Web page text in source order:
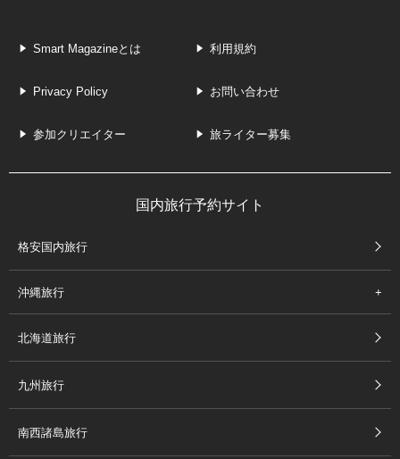
Smart Magazineとは 利用規約
Privacy Policy お問い合わせ
参加クリエイター 旅ライター募集
国内旅行予約サイト
格安国内旅行
沖縄旅行
北海道旅行
九州旅行
南西諸島旅行